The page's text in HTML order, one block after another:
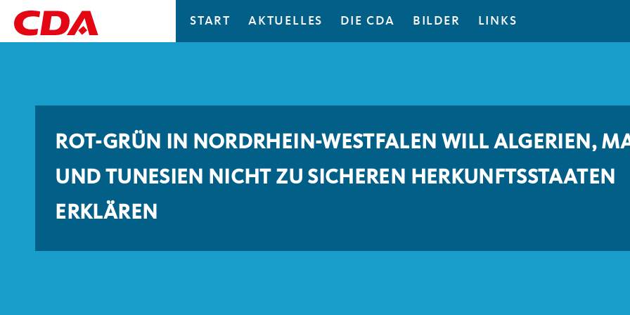
START AKTUELLES DIE CDA BILDER LINKS
ROT-GRÜN IN NORDRHEIN-WESTFALEN WILL ALGERIEN,
UND TUNESIEN NICHT ZU SICHEREN HERKUNFTSSTAATEN
ERKLÄREN